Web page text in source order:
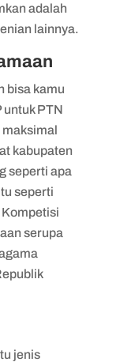
adalah
lainnya.
bisa kamu
PTN
maksimal
kabupaten
seperti apa
seperti
serupa
jenis